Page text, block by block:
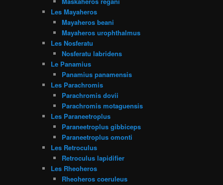
Les Mayaheros
Mayaheros beani
Mayaheros urophthalmus
Les Nosferatu
Nosferatu labridens
Le Panamius
Panamius panamensis
Les Parachromis
Parachromis dovii
Parachromis motaguensis
Les Paraneetroplus
Paraneetroplus gibbiceps
Paraneetroplus omonti
Les Retroculus
Retroculus lapidifier
Les Rheoheros
Rheoheros coeruleus